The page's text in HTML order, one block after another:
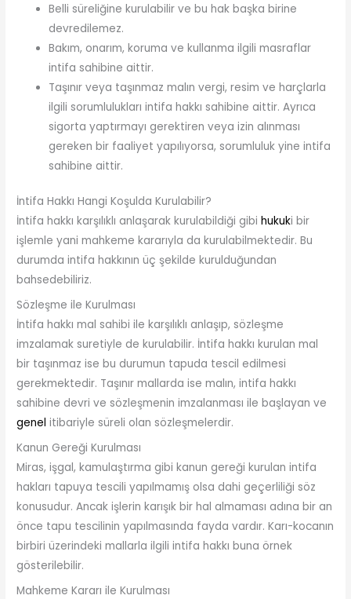
Belli süreliğine kurulabilir ve bu hak başka birine
devredilemez.
Bakım, onarım, koruma ve kullanma ilgili masraflar
intifa sahibine aittir.
Taşınır veya taşınmaz malın vergi, resim ve harçlarla
ilgili sorumlulukları intifa hakkı sahibine aittir. Ayrıca
sigorta yaptırmayı gerektiren veya izin alınması
gereken bir faaliyet yapılıyorsa, sorumluluk yine intifa
sahibine aittir.
İntifa Hakkı Hangi Koşulda Kurulabilir?
İntifa hakkı karşılıklı anlaşarak kurulabildiği gibihukuki bir
işlemle yani mahkeme kararıyla da kurulabilmektedir. Bu
durumda intifa hakkının üç şekilde kurulduğundan
bahsedebiliriz.
Sözleşme ile Kurulması
İntifa hakkı mal sahibi ile karşılıklı anlaşıp, sözleşme
imzalamak suretiyle de kurulabilir. İntifa hakkı kurulan mal
bir taşınmaz ise bu durumun tapuda tescil edilmesi
gerekmektedir. Taşınır mallarda ise malın, intifa hakkı
sahibine devri ve sözleşmenin imzalanması ile başlayan ve
genel itibariyle süreli olan sözleşmelerdir.
Kanun Gereği Kurulması
Miras, işgal, kamulaştırma gibi kanun gereği kurulan intifa
hakları tapuya tescili yapılmamış olsa dahi geçerliliği söz
konusudur. Ancak işlerin karışık bir hal almaması adına bir an
önce tapu tescilinin yapılmasında fayda vardır. Karı-kocanın
birbiri üzerindeki mallarla ilgili intifa hakkı buna örnek
gösterilebilir.
Mahkeme Kararı ile Kurulması